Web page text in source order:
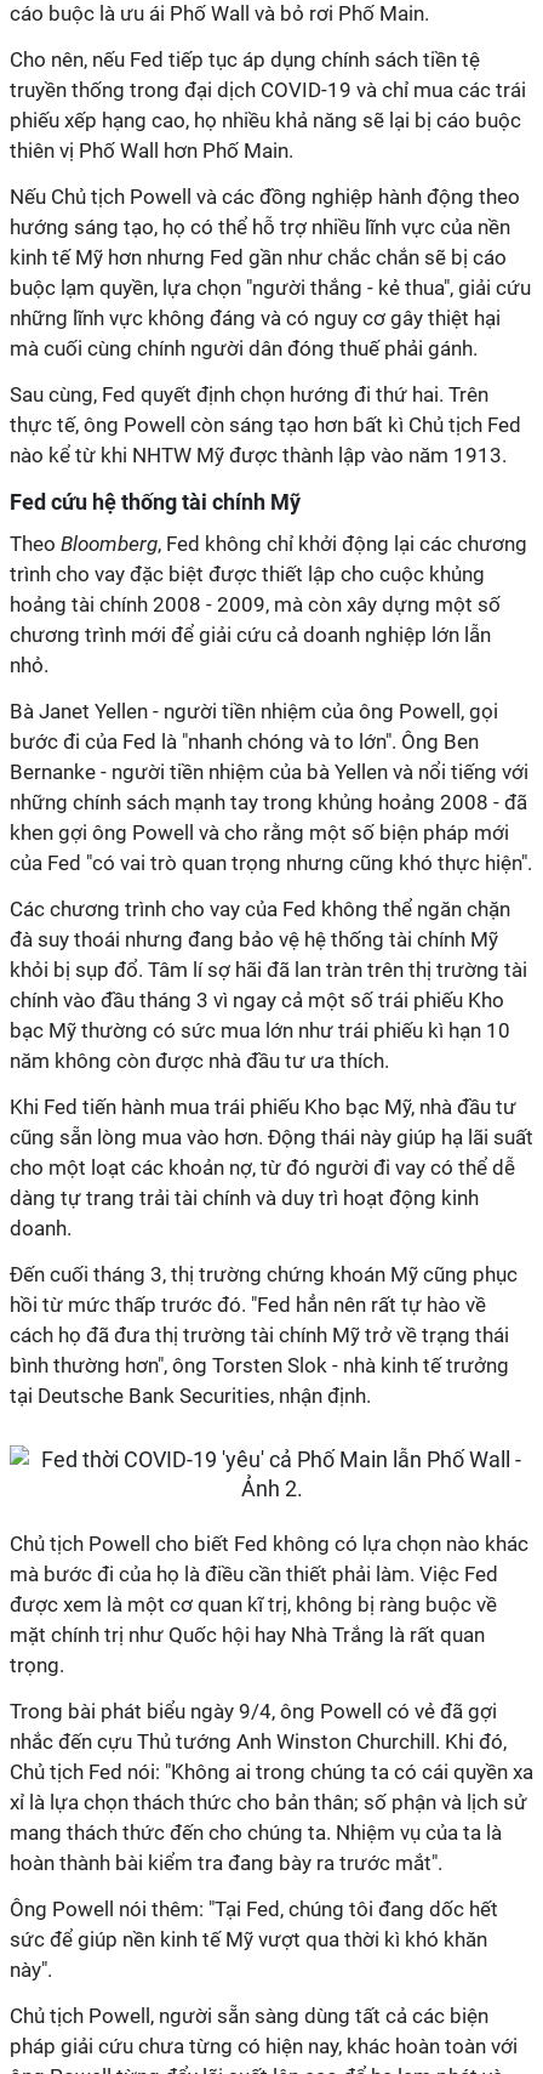
cáo buộc là ưu ái Phố Wall và bỏ rơi Phố Main.
Cho nên, nếu Fed tiếp tục áp dụng chính sách tiền tệ
truyền thống trong đại dịch COVID-19 và chỉ mua các trái
phiếu xếp hạng cao, họ nhiều khả năng sẽ lại bị cáo buộc
thiên vị Phố Wall hơn Phố Main.
Nếu Chủ tịch Powell và các đồng nghiệp hành động theo
hướng sáng tạo, họ có thể hỗ trợ nhiều lĩnh vực của nền
kinh tế Mỹ hơn nhưng Fed gần như chắc chắn sẽ bị cáo
buộc lạm quyền, lựa chọn "người thắng - kẻ thua", giải cứu
những lĩnh vực không đáng và có nguy cơ gây thiệt hại
mà cuối cùng chính người dân đóng thuế phải gánh.
Sau cùng, Fed quyết định chọn hướng đi thứ hai. Trên
thực tế, ông Powell còn sáng tạo hơn bất kì Chủ tịch Fed
nào kể từ khi NHTW Mỹ được thành lập vào năm 1913.
Fed cứu hệ thống tài chính Mỹ
Theo Bloomberg, Fed không chỉ khởi động lại các chương
trình cho vay đặc biệt được thiết lập cho cuộc khủng
hoảng tài chính 2008 - 2009, mà còn xây dựng một số
chương trình mới để giải cứu cả doanh nghiệp lớn lẫn
nhỏ.
Bà Janet Yellen - người tiền nhiệm của ông Powell, gọi
bước đi của Fed là "nhanh chóng và to lớn". Ông Ben
Bernanke - người tiền nhiệm của bà Yellen và nổi tiếng với
những chính sách mạnh tay trong khủng hoảng 2008 - đã
khen gợi ông Powell và cho rằng một số biện pháp mới
của Fed "có vai trò quan trọng nhưng cũng khó thực hiện".
Các chương trình cho vay của Fed không thể ngăn chặn
đà suy thoái nhưng đang bảo vệ hệ thống tài chính Mỹ
khỏi bị sụp đổ. Tâm lí sợ hãi đã lan tràn trên thị trường tài
chính vào đầu tháng 3 vì ngay cả một số trái phiếu Kho
bạc Mỹ thường có sức mua lớn như trái phiếu kì hạn 10
năm không còn được nhà đầu tư ưa thích.
Khi Fed tiến hành mua trái phiếu Kho bạc Mỹ, nhà đầu tư
cũng sẵn lòng mua vào hơn. Động thái này giúp hạ lãi suất
cho một loạt các khoản nợ, từ đó người đi vay có thể dễ
dàng tự trang trải tài chính và duy trì hoạt động kinh
doanh.
Đến cuối tháng 3, thị trường chứng khoán Mỹ cũng phục
hồi từ mức thấp trước đó. "Fed hẳn nên rất tự hào về
cách họ đã đưa thị trường tài chính Mỹ trở về trạng thái
bình thường hơn", ông Torsten Slok - nhà kinh tế trưởng
tại Deutsche Bank Securities, nhận định.
Chủ tịch Powell cho biết Fed không có lựa chọn nào khác
mà bước đi của họ là điều cần thiết phải làm. Việc Fed
được xem là một cơ quan kĩ trị, không bị ràng buộc về
mặt chính trị như Quốc hội hay Nhà Trắng là rất quan
trọng.
Trong bài phát biểu ngày 9/4, ông Powell có vẻ đã gợi
nhắc đến cựu Thủ tướng Anh Winston Churchill. Khi đó,
Chủ tịch Fed nói: "Không ai trong chúng ta có cái quyền xa
xỉ là lựa chọn thách thức cho bản thân; số phận và lịch sử
mang thách thức đến cho chúng ta. Nhiệm vụ của ta là
hoàn thành bài kiểm tra đang bày ra trước mắt".
Ông Powell nói thêm: "Tại Fed, chúng tôi đang dốc hết
sức để giúp nền kinh tế Mỹ vượt qua thời kì khó khăn
này".
Chủ tịch Powell, người sẵn sàng dùng tất cả các biện
pháp giải cứu chưa từng có hiện nay, khác hoàn toàn với